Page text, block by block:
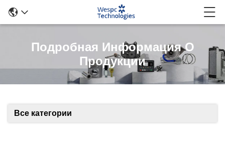
Подробная Информация О
Продукции
Все категории